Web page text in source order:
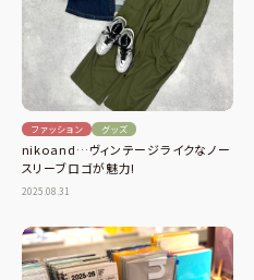
ファッション グッズ
nikoand…ヴィンテージライクなノー
スリーブロゴが魅力!
2025.08.31